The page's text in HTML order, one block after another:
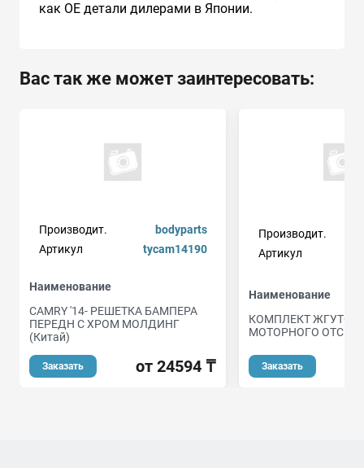
как ОЕ детали дилерами в Японии.
Вас так же может заинтересовать:
Производит.
bodyparts
Артикул
tycam14190
Наименование
CAMRY '14- РЕШЕТКА БАМПЕРА
ПЕРЕДН С ХРОМ МОЛДИНГ
(Китай)
Заказать от 24594 ₸
Производит.
Артикул
Наименование
КОМПЛЕКТ ЖГУТОВ
МОТОРНОГО
Заказать